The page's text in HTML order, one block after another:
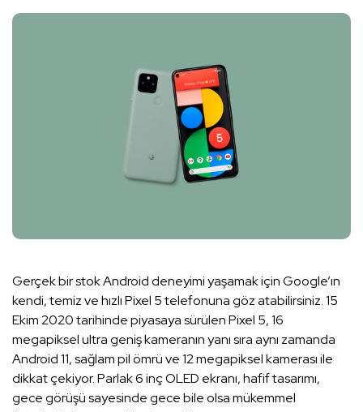
Gerçek bir stok Android deneyimi yaşamak için Google’ın
kendi, temiz ve hızlı Pixel 5 telefonuna göz atabilirsiniz. 15
Ekim 2020 tarihinde piyasaya sürülen Pixel 5, 16
megapiksel ultra geniş kameranın yanı sıra aynı zamanda
Android 11, sağlam pil ömrü ve 12 megapiksel kamerası ile
dikkat çekiyor. Parlak 6 inç OLED ekranı, hafif tasarımı,
gece görüşü sayesinde gece bile olsa mükemmel